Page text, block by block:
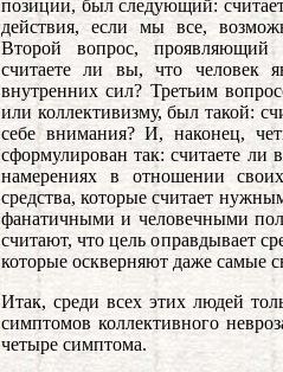
позиции, был следующий:
действия, если мы все,
Второй вопрос, проявляющий
считаете ли вы, что человек
внутренних сил? Третьим
или коллективизму, был такой:
себе внимания? И, наконец,
сформулирован так: считаете
намерениях в отношении
средства, которые считает
фанатичными и человечными
считают, что цель оправдывает
которые оскверняют даже самые
Итак, среди всех этих людей
симптомов коллективного
четыре симптома.